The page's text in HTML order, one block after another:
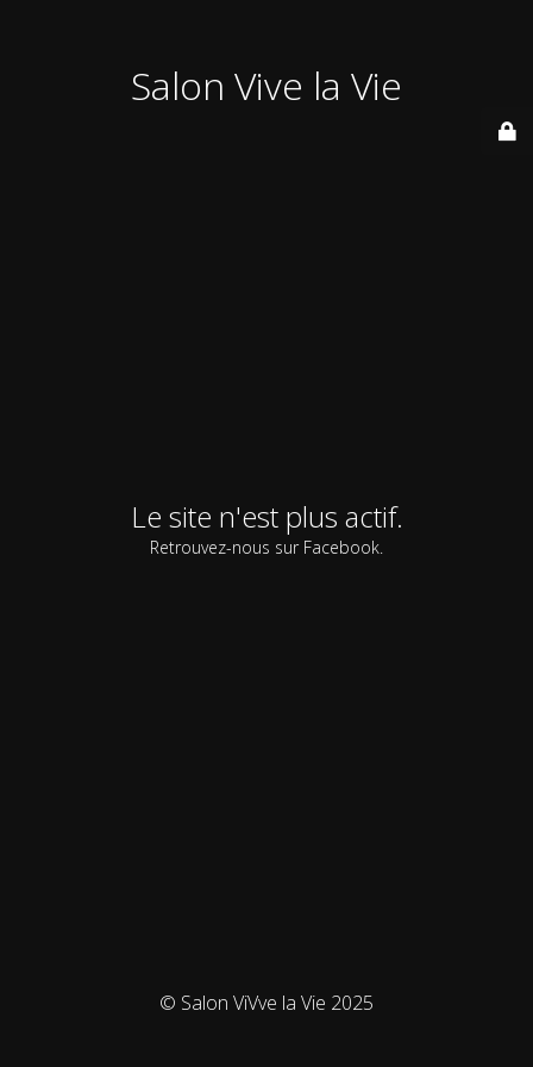
Salon Vive la Vie
Le site n'est plus actif.
Retrouvez-nous sur Facebook.
© Salon ViVve la Vie 2025